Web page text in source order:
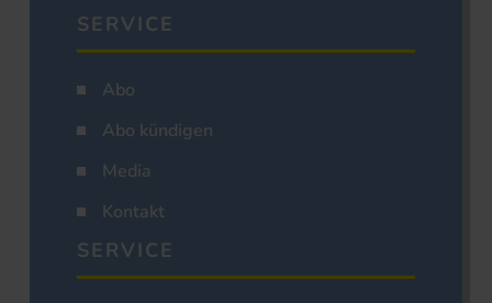
SERVICE
Abo
Abo kündigen
Media
Kontakt
SERVICE